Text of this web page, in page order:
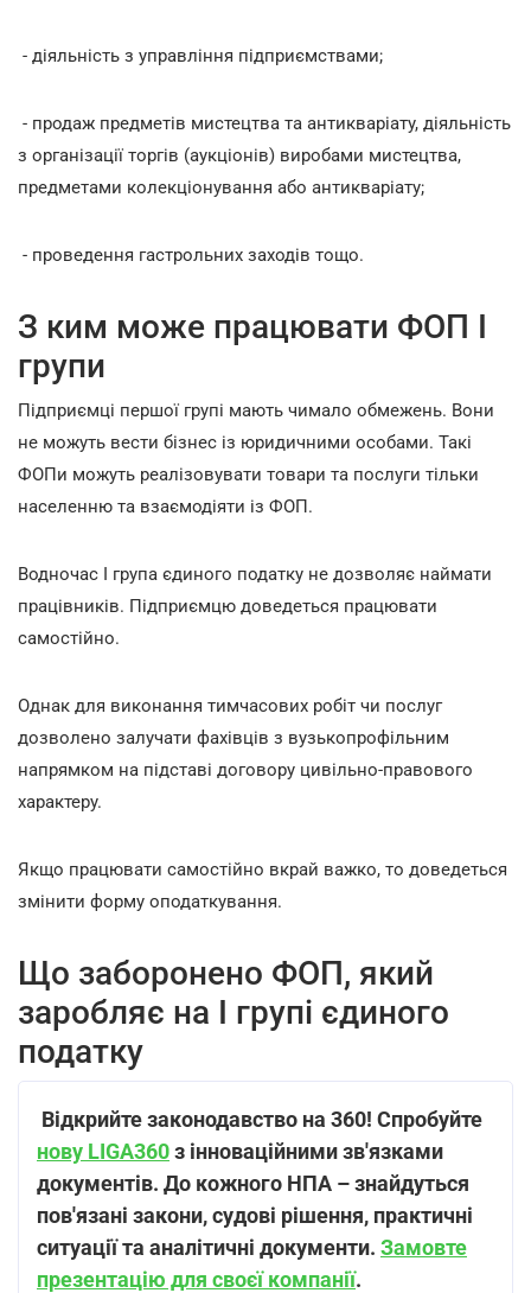
- діяльність з управління підприємствами;
- продаж предметів мистецтва та антикваріату, діяльність
з організації торгів (аукціонів) виробами мистецтва,
предметами колекціонування або антикваріату;
- проведення гастрольних заходів тощо.
З ким може працювати ФОП І
групи
Підприємці першої групі мають чимало обмежень. Вони
не можуть вести бізнес із юридичними особами. Такі
ФОПи можуть реалізовувати товари та послуги тільки
населенню та взаємодіяти із ФОП.
Водночас І група єдиного податку не дозволяє наймати
працівників. Підприємцю доведеться працювати
самостійно.
Однак для виконання тимчасових робіт чи послуг
дозволено залучати фахівців з вузькопрофільним
напрямком на підставі договору цивільно-правового
характеру.
Якщо працювати самостійно вкрай важко, то доведеться
змінити форму оподаткування.
Що заборонено ФОП, який
заробляє на І групі єдиного
податку
Відкрийте законодавство на 360! Спробуйте
нову LIGA360з інноваційними зв'язками
документів. До кожного НПА – знайдуться
пов'язані закони, судові рішення, практичні
ситуації та аналітичні документи. Замовте
презентацію для своєї компанії.